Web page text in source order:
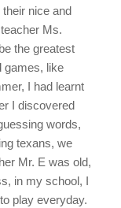
nice and
Ms.
the greatest
games, like
I had learnt
I discovered
words,
texans, we
Mr. E was old,
in my school, I
play everyday.